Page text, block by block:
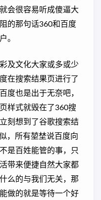
会很容易听成傻逼大
的那句话360和百度
。
及文化大家或多或少
在搜索结果页进行了
度也是出于无奈吧，
样式就毁在了360搜
刻想到了谷歌搜索结
，所有堃埜说百度向
是百姓能管的事，只
带来便捷自然大家都
么的与我们无关，那
做的就是等待一个好